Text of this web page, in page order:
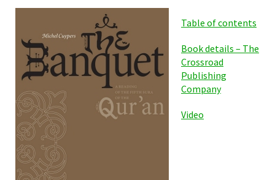
Table of contents
Book details – The
Crossroad
Publishing
Company
Video